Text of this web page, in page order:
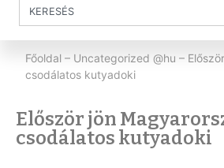
Főoldal – Uncategorized @hu –
csodálatos kutyadoki
Először jön
csodálatos kutyadoki